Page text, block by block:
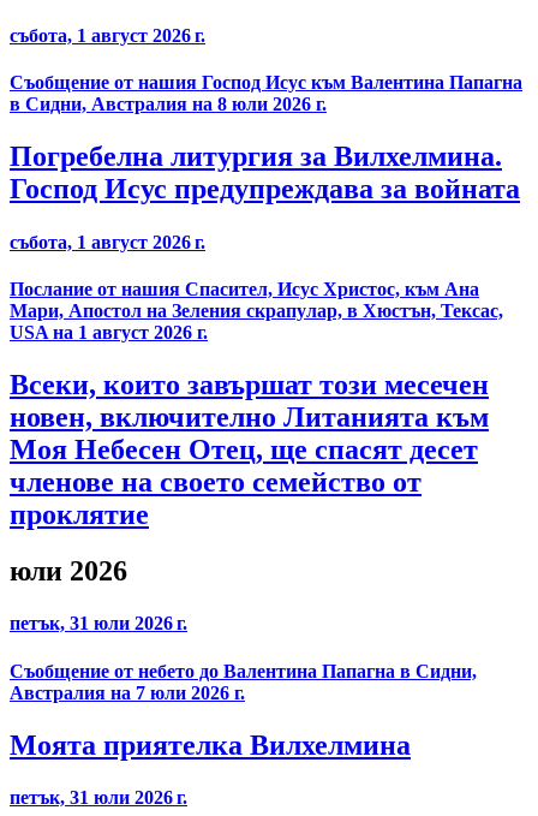
събота, 1 август 2026 г.
Съобщение от нашия Господ Исус към Валентина Папагна
в Сидни, Австралия на 8 юли 2026 г.
Погребелна литургия за Вилхелмина.
Господ Исус предупреждава за войната
събота, 1 август 2026 г.
Послание от нашия Спасител, Исус Христос, към Ана
Мари, Апостол на Зеления скрапулар, в Хюстън, Тексас,
USA на 1 август 2026 г.
Всеки, които завършат този месечен
новен, включително Литанията към
Моя Небесен Отец, ще спасят десет
членове на своето семейство от
проклятие
юли 2026
петък, 31 юли 2026 г.
Съобщение от небето до Валентина Папагна в Сидни,
Австралия на 7 юли 2026 г.
Моята приятелка Вилхелмина
петък, 31 юли 2026 г.